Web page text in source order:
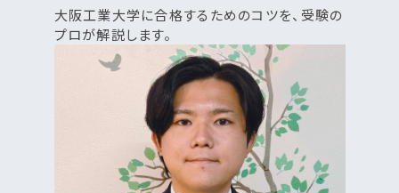
大阪工業大学に合格するためのコツを、受験の
プロが解説します。